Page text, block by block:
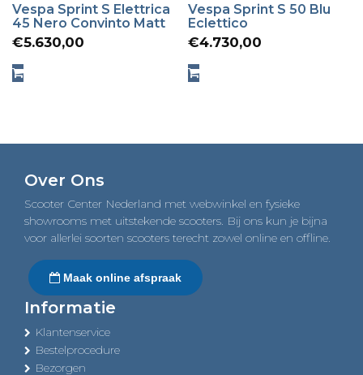
Vespa Sprint S Elettrica
45 Nero Convinto Matt
€5.630,00
Vespa Sprint S 50 Blu
Eclettico
€4.730,00
Over Ons
Scooter Center Nederland met webwinkel en fysieke
showrooms met uitstekende scooters. Bij ons kun je bijna
voor allerlei soorten scooters terecht zowel online en offline.
Maak online afspraak
Informatie
Klantenservice
Bestelprocedure
Bezorgen